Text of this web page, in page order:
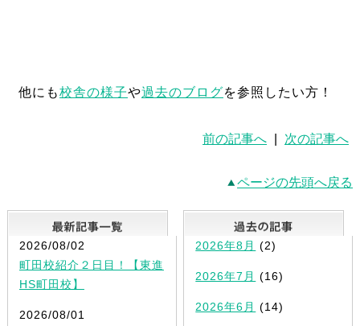
他にも校舎の様子や過去のブログを参照したい方！
前の記事へ 次の記事へ
ページの先頭へ戻る
最新記事一覧
2026/08/02
町田校紹介２日目！【東進
HS町田校】
2026/08/01
2026年8月 (2)
2026年7月 (16)
2026年6月 (14)